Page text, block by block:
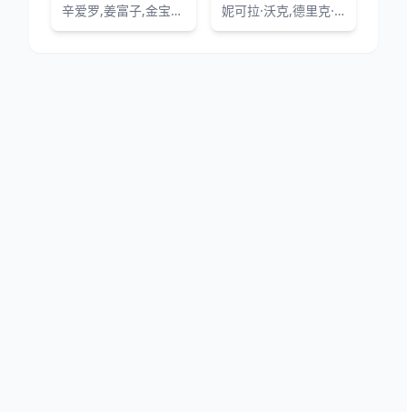
辛爱罗,姜富子,金宝妍,林艺珍,朴允载 妮可拉·沃克,德里克·雅各比,莎拉·兰卡夏尔,托尼·加德纳